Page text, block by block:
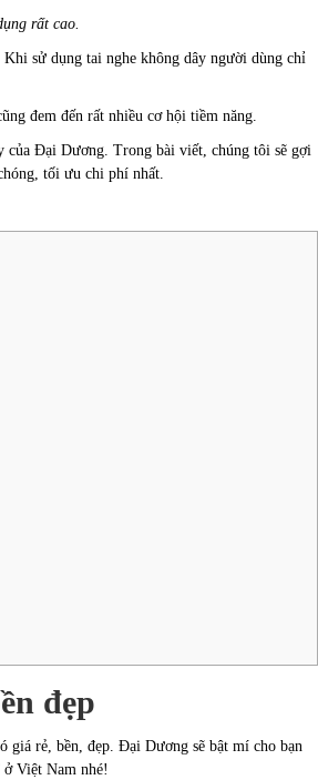
rất cao.
sử dụng tai nghe không dây người dùng chỉ
đem đến rất nhiều cơ hội tiềm năng.
của Đại Dương. Trong bài viết, chúng tôi sẽ gợi
tối ưu chi phí nhất.
đẹp
giá rẻ, bền, đẹp. Đại Dương sẽ bật mí cho bạn
Việt Nam nhé!